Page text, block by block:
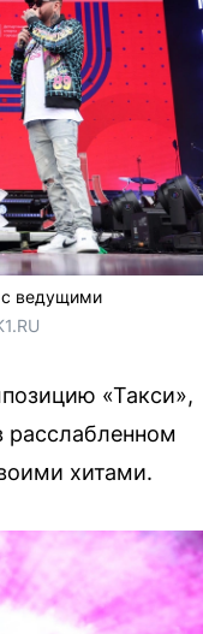
с ведущими
«Такси»,
хитами.